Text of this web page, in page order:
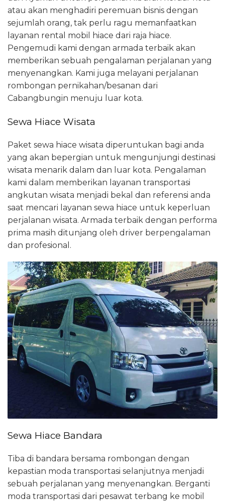
atau akan menghadiri peremuan bisnis dengan
sejumlah orang, tak perlu ragu memanfaatkan
layanan rental mobil hiace dari raja hiace.
Pengemudi kami dengan armada terbaik akan
memberikan sebuah pengalaman perjalanan yang
menyenangkan. Kami juga melayani perjalanan
rombongan pernikahan/besanan dari
Cabangbungin menuju luar kota.
Sewa Hiace Wisata
Paket sewa hiace wisata diperuntukan bagi anda
yang akan bepergian untuk mengunjungi destinasi
wisata menarik dalam dan luar kota. Pengalaman
kami dalam memberikan layanan transportasi
angkutan wisata menjadi bekal dan referensi anda
saat mencari layanan sewa hiace untuk keperluan
perjalanan wisata. Armada terbaik dengan performa
prima masih ditunjang oleh driver berpengalaman
dan profesional.
Sewa Hiace Bandara
Tiba di bandara bersama rombongan dengan
kepastian moda transportasi selanjutnya menjadi
sebuah perjalanan yang menyenangkan. Berganti
moda transportasi dari pesawat terbang ke mobil